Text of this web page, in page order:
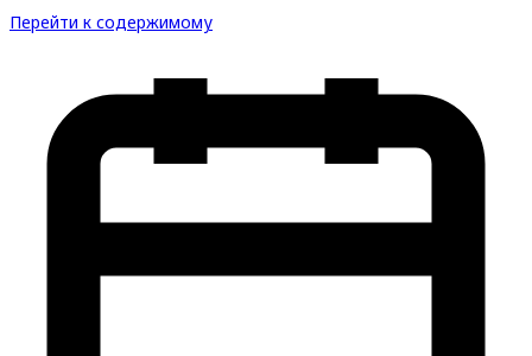
Перейти к содержимому